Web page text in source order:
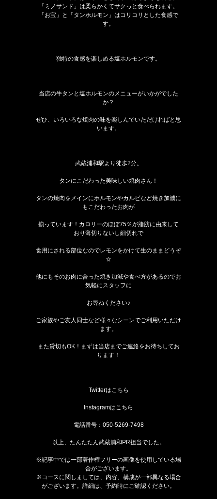
「ミノサンド」は柔らかくてサクっと食べられます。
「お宝」と「タンホルモン」はコリコリとした食感で
す。
独特の食感を楽しめる塩ホルモンです。
当店の牛タンと塩ホルモンのメニューがいかがでした
か？
ぜひ、いろいろな焼肉の味を楽しんでいただければと思
います。
武蔵浦和駅より徒歩2分。
タンにこだわった美味しい焼肉さん！
タンの焼肉をメインにホルモンやカルビなど焼き加減に
もこだわったお肉が
揃っています！カロリーのほぼ75％が脂肪に由来して
おり薄切りないし細切れで
食用にされる部位なのでレモンをかけて生のままどうぞ
☆
他にもそのお肉に合った焼き加減や食べ方があるのでお
気軽にスタッフに
お尋ねください♪
ご家族やご友人同士など様々なシーンでご利用いただけ
ます。
また貸切もOK！まずは当店までご連絡をお待ちしてお
ります！
Twitterは こちら
Instagramは こちら
電話番号： 050-5269-7498
以上、たんたたん武蔵浦和PR担当でした。
※記事中では一部著作権フリーの画像を使用している場
合がございます。
※コースに関しましては、内容、構成が一部異なる場合
がございます。詳細は、予約時にご確認ください。